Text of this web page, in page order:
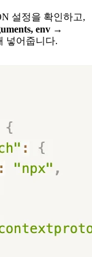
설정을 확인하고,
env →
넣어줍니다.